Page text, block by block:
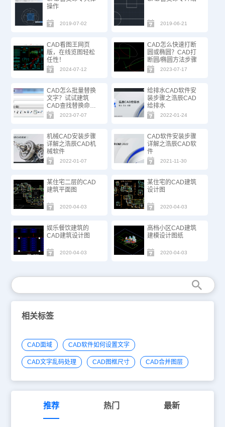
操作
2019-07-02 2019-06-21
CAD看图王网页
版，在线览图轻松
任性！
2024-07-12
CAD怎么快速打断
圆或椭圆？CAD打
断圆/椭圆方法步骤
2023-07-17
CAD怎么批量替换
文字？试试建筑
CAD查找替换命
令！
2023-07-07
给排水CAD软件安
装步骤之浩辰CAD
给排水
2022-01-24
机械CAD安装步骤
详解之浩辰CAD机
械软件
2022-01-07
CAD软件安装步骤
详解之浩辰CAD软
件
2021-11-30
某住宅二层的CAD
建筑平面图
2020-04-03
某住宅的CAD建筑
设计图
2020-04-03
娱乐餐饮建筑的
CAD建筑设计图
2020-04-03
高档小区CAD建筑
建模设计图纸
2020-04-03
相关标签
CAD面域 CAD软件如何设置文字
CAD文字乱码处理 CAD图框尺寸 CAD合并图层
推荐 热门 最新